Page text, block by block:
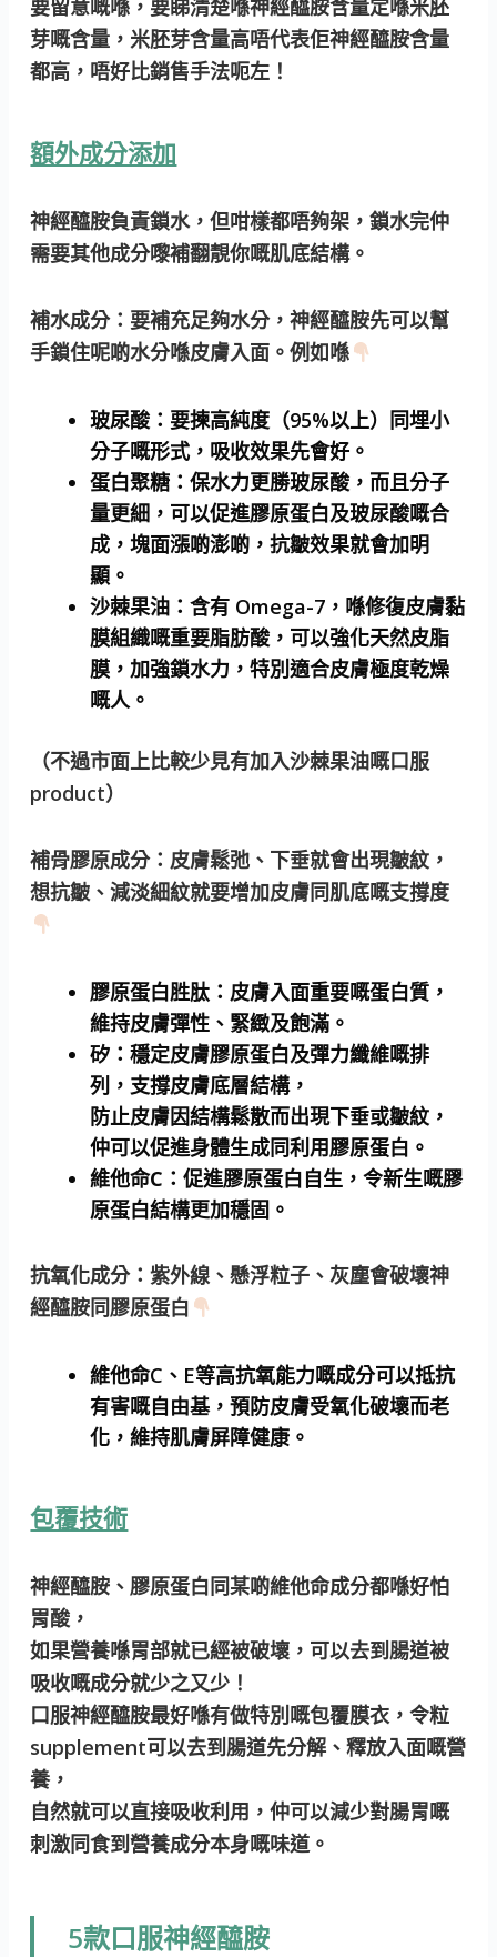
要留意嘅喺，要睇清楚喺神經醯胺含量定喺米胚
芽嘅含量，米胚芽含量高唔代表佢神經醯胺含量
都高，唔好比銷售手法呃左！
額外成分添加
神經醯胺負責鎖水，但咁樣都唔夠架，鎖水完仲
需要其他成分嚟補翻靚你嘅肌底結構。
補水成分：要補充足夠水分，神經醯胺先可以幫
手鎖住呢啲水分喺皮膚入面。例如喺
玻尿酸：要揀高純度（95%以上）同埋小
分子嘅形式，吸收效果先會好。
蛋白聚糖：保水力更勝玻尿酸，而且分子
量更細，可以促進膠原蛋白及玻尿酸嘅合
成，塊面漲啲澎啲，抗皺效果就會加明
顯。
沙棘果油：含有 Omega-7，喺修復皮膚黏
膜組織嘅重要脂肪酸，可以強化天然皮脂
膜，加強鎖水力，特別適合皮膚極度乾燥
嘅人。
（不過市面上比較少見有加入沙棘果油嘅口服
product）
補骨膠原成分：皮膚鬆弛、下垂就會出現皺紋，
想抗皺、減淡細紋就要增加皮膚同肌底嘅支撐度
膠原蛋白胜肽 ：皮膚入面重要嘅蛋白質，
維持皮膚彈性、緊緻及飽滿。
矽 ：穩定皮膚膠原蛋白及彈力纖維嘅排
列，支撐皮膚底層結構，
防止皮膚因結構鬆散而出現下垂或皺紋，
仲可以促進身體生成同利用膠原蛋白。
維他命C ：促進膠原蛋白自生，令新生嘅膠
原蛋白結構更加穩固。
抗氧化成分：紫外線、懸浮粒子、灰塵會破壞神
經醯胺同膠原蛋白
維他命C、E等高抗氧能力嘅成分可以抵抗
有害嘅自由基，預防皮膚受氧化破壞而老
化，維持肌膚屏障健康。
包覆技術
神經醯胺、膠原蛋白同某啲維他命成分都喺好怕
胃酸，
如果營養喺胃部就已經被破壞，可以去到腸道被
吸收嘅成分就少之又少！
口服神經醯胺最好喺有做特別嘅包覆膜衣，令粒
supplement可以去到腸道先分解、釋放入面嘅營
養，
自然就可以直接吸收利用，仲可以減少對腸胃嘅
刺激同食到營養成分本身嘅味道。
5款口服神經醯胺